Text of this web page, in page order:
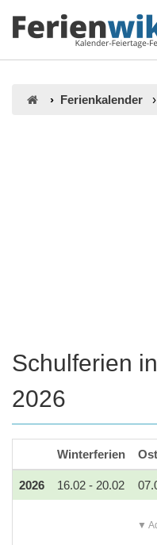
Ferienkalender
Schulferien
2026
Winterferien
2026 16.02 - 20.02
▼